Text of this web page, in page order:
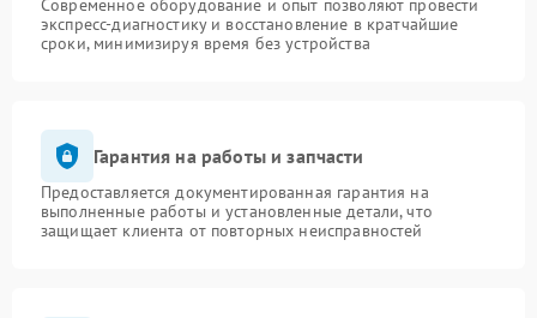
Современное оборудование и опыт позволяют провести
экспресс-диагностику и восстановление в кратчайшие
сроки, минимизируя время без устройства
Гарантия на работы и запчасти
Предоставляется документированная гарантия на
выполненные работы и установленные детали, что
защищает клиента от повторных неисправностей